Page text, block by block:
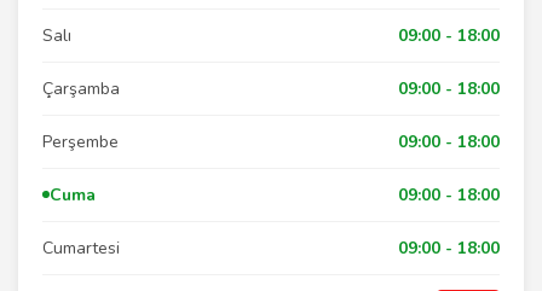
Salı 09:00 - 18:00
Çarşamba 09:00 - 18:00
Perşembe 09:00 - 18:00
Cuma 09:00 - 18:00
Cumartesi 09:00 - 18:00